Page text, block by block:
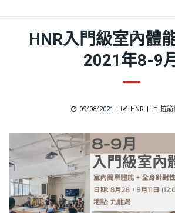
HNR入門級室內體
2021年8-9月
Posted
09/08/2021 Author
HNR 拉筋